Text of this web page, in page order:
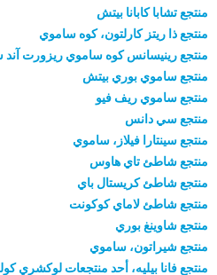
منتجع تشابا كابانا بيتش
منتجع ذا ريتز كارلتون، كوه ساموي
منتجع رينيسانس كوه ساموي ريزورت آند
منتجع ساموي بوري بيتش
منتجع ساموي ريف فيو
منتجع سي دانس
منتجع سينتارا فيلاز، ساموي
منتجع شاطئ تاي هاوس
منتجع شاطئ كريستال باي
منتجع شاطئ لاماي كوكونت
منتجع شاوينغ بوري
منتجع شيراتون، ساموي
منتجع فانا بيليه، أحد منتجعات لوكشري